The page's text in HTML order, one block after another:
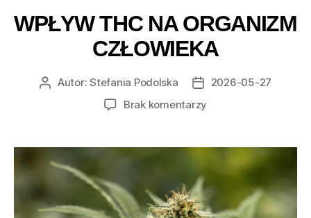
WPŁYW THC NA ORGANIZM
CZŁOWIEKA
AutorAutor:Stefania Podolska
Data2026-05-27
Brak komentarzy
na
organizm